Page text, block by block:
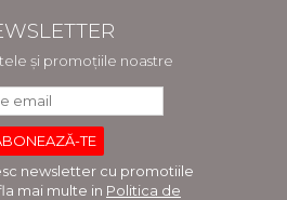
și promoțiile noastre
newsletter cu promotiile
mai multe in Politica de